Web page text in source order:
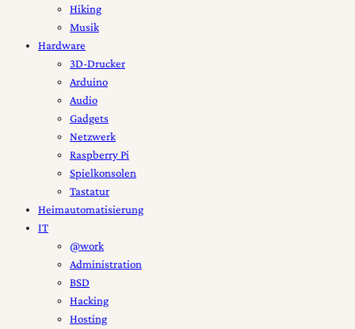
Hiking
Musik
Hardware
3D-Drucker
Arduino
Audio
Gadgets
Netzwerk
Raspberry Pi
Spielkonsolen
Tastatur
Heimautomatisierung
IT
@work
Administration
BSD
Hacking
Hosting